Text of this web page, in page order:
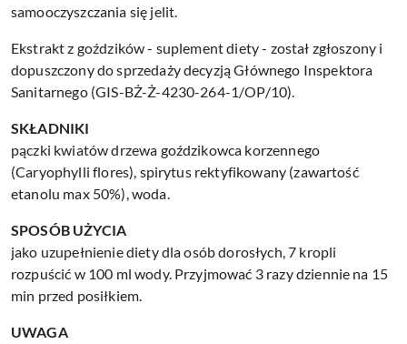
samooczyszczania się jelit.
Ekstrakt z goździków - suplement diety - został zgłoszony i
dopuszczony do sprzedaży decyzją Głównego Inspektora
Sanitarnego (GIS-BŻ-Ż-4230-264-1/OP/10).
SKŁADNIKI
pączki kwiatów drzewa goździkowca korzennego
(Caryophylli flores), spirytus rektyfikowany (zawartość
etanolu max 50%), woda.
SPOSÓB UŻYCIA
jako uzupełnienie diety dla osób dorosłych, 7 kropli
rozpuścić w 100 ml wody. Przyjmować 3 razy dziennie na 15
min przed posiłkiem.
UWAGA